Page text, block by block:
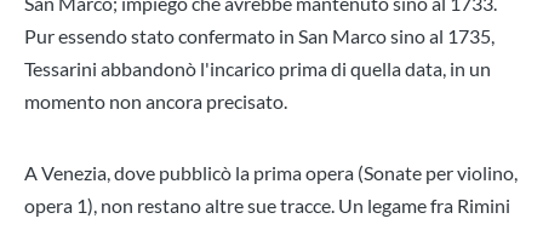
Pur essendo stato confermato in San Marco sino al 1735,
Tessarini abbandonò l'incarico prima di quella data, in un
momento non ancora precisato.
A Venezia, dove pubblicò la prima opera (Sonate per violino,
opera 1), non restano altre sue tracce. Un legame fra Rimini